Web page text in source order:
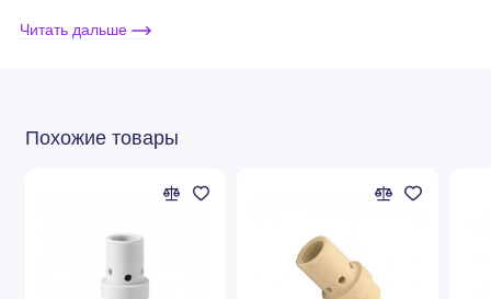
применением технологий, которые существенно увеличивают
его надежность и долговечность.
Читать дальше
Похожие товары